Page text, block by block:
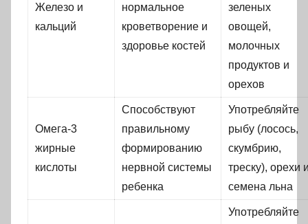
Железо и
кальций
нормальное
кроветворение и
здоровье костей
зеленых
овощей,
молочных
продуктов и
орехов
Омега-3
жирные
кислоты
Способствуют
правильному
формированию
нервной системы
ребенка
Употребляйте
рыбу (лосось,
скумбрию,
треску), орехи
семена льна
Употребляйте